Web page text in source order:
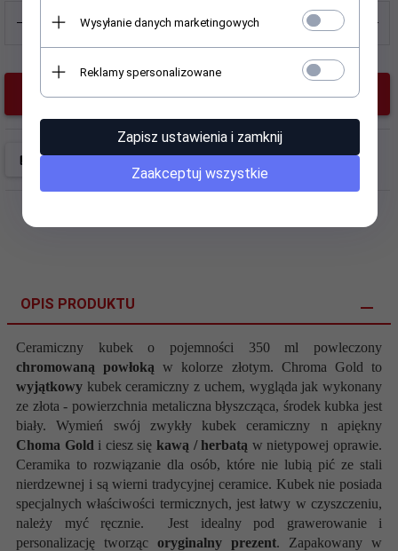
GRAWEROWANIE:
TYLKO NAPIS
WYBÓR CZCIONKI:
DOWOLNA
KUP TERAZ!
OPIS PRODUKTU
Ceramiczny kubek o pojemności 350 ml powleczony
chromowaną powłoką w kolorze złotym. Chroma Gold to
wyjątkowy kubek ceramiczny z uchem, wygląda jak wykonany
ze złota - powierzchnia metaliczna błyszcząca, środek kubka jest
biały. Wymień swój zwykły kubek ceramiczny n apiękny
Choma Gold i ciesz siękawą / herbatą w nietypowej oprawie.
Ceramika to rozwiązanie dla osób, które nie lubią pić ze stali
nierdzewnej i są wierni tradycyjnej ceramice. Kubek nie posiada
specjalnych właściwości termicznych, jest łatwy w czyszczeniu,
należy myć ręcznie. Jest idealny pod grawerowanie i
personalizację tworząc oryginalny prezent. Zapakowany w
Wysyłanie danych marketingowych
Reklamy spersonalizowane
Zapisz ustawienia i zamknij
Zaakceptuj wszystkie